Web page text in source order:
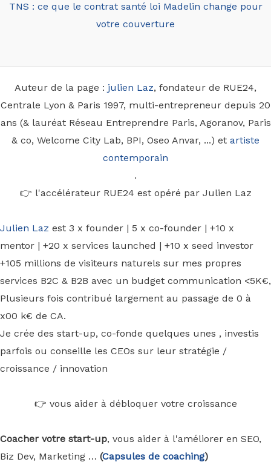
TNS : ce que le contrat santé loi Madelin change pour
votre couverture
Auteur de la page : julien Laz, fondateur de RUE24,
Centrale Lyon & Paris 1997, multi-entrepreneur depuis 20
ans (& lauréat Réseau Entreprendre Paris, Agoranov, Paris
& co, Welcome City Lab, BPI, Oseo Anvar, ...) et artiste
contemporain
.
👉 l'accélérateur RUE24 est opéré par Julien Laz
Julien Laz est 3 x founder | 5 x co-founder | +10 x
mentor | +20 x services launched | +10 x seed investor
+105 millions de visiteurs naturels sur mes propres
services B2C & B2B avec un budget communication <5K€,
Plusieurs fois contribué largement au passage de 0 à
x00 k€ de CA.
Je crée des start-up, co-fonde quelques unes , investis
parfois ou conseille les CEOs sur leur stratégie /
croissance / innovation
👉 vous aider à débloquer votre croissance
Coacher votre start-up, vous aider à l'améliorer en SEO,
Biz Dev, Marketing … (Capsules de coaching)